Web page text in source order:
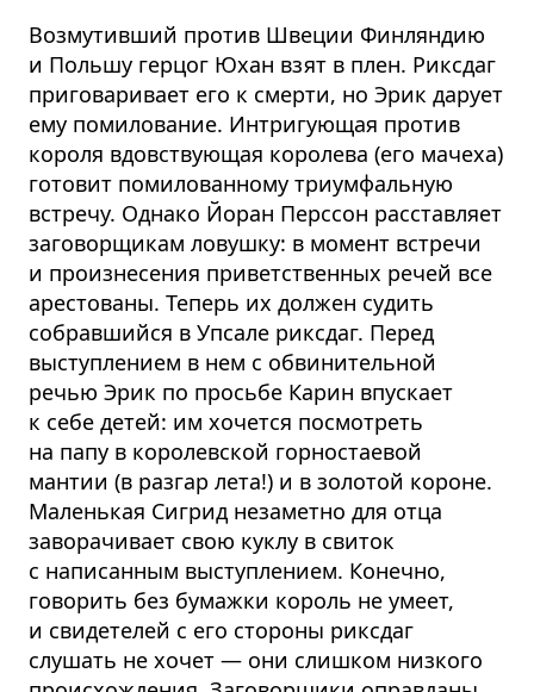
Возмутивший против Швеции Финляндию
и Польшу герцог Юхан взят в плен. Риксдаг
приговаривает его к смерти, но Эрик дарует
ему помилование. Интригующая против
короля вдовствующая королева (его мачеха)
готовит помилованному триумфальную
встречу. Однако Йоран Перссон расставляет
заговорщикам ловушку: в момент встречи
и произнесения приветственных речей все
арестованы. Теперь их должен судить
собравшийся в Упсале риксдаг. Перед
выступлением в нем с обвинительной
речью Эрик по просьбе Карин впускает
к себе детей: им хочется посмотреть
на папу в королевской горностаевой
мантии (в разгар лета!) и в золотой короне.
Маленькая Сигрид незаметно для отца
заворачивает свою куклу в свиток
с написанным выступлением. Конечно,
говорить без бумажки король не умеет,
и свидетелей с его стороны риксдаг
слушать не хочет — они слишком низкого